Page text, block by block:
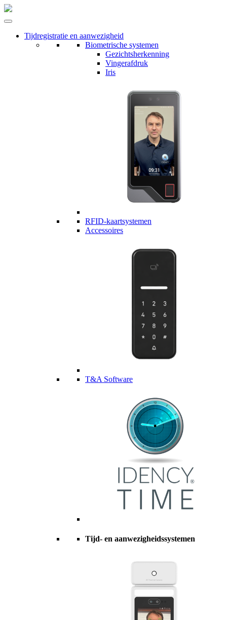
Tijdregistratie en aanwezigheid
Biometrische systemen
Gezichtsherkenning
Vingerafdruk
Iris
RFID-kaartsystemen
Accessoires
T&A Software
Tijd- en aanwezigheidssystemen